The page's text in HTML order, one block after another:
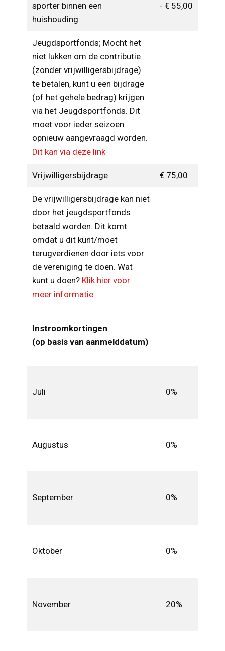
sporter binnen een
huishouding
- € 55,00
Jeugdsportfonds; Mocht het
niet lukken om de contributie
(zonder vrijwilligersbijdrage)
te betalen, kunt u een bijdrage
(of het gehele bedrag) krijgen
via het Jeugdsportfonds. Dit
moet voor ieder seizoen
opnieuw aangevraagd worden.
Dit kan via deze link
Vrijwilligersbijdrage € 75,00
De vrijwilligersbijdrage kan niet
door het jeugdsportfonds
betaald worden. Dit komt
omdat u dit kunt/moet
terugverdienen door iets voor
de vereniging te doen. Wat
kunt u doen? Klik hier voor
meer informatie
Instroomkortingen
(op basis van aanmelddatum)
Juli 0%
Augustus 0%
September 0%
Oktober 0%
November 20%